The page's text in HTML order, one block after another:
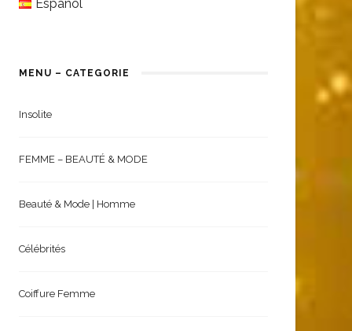
Español
MENU – CATEGORIE
Insolite
FEMME – BEAUTÉ & MODE
Beauté & Mode | Homme
Célébrités
Coiffure Femme